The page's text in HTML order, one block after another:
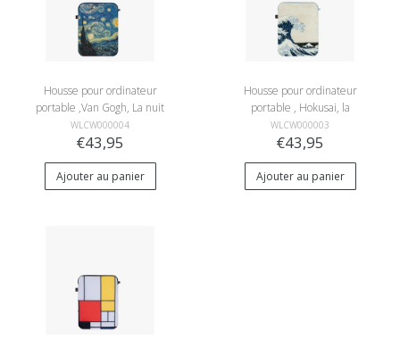
Housse pour ordinateur
portable ,Van Gogh, La nuit
étoilée
WLCW000004
€43,95
Ajouter au panier
Housse pour ordinateur
portable , Hokusai, la
grande vague
WLCW000003
€43,95
Ajouter au panier